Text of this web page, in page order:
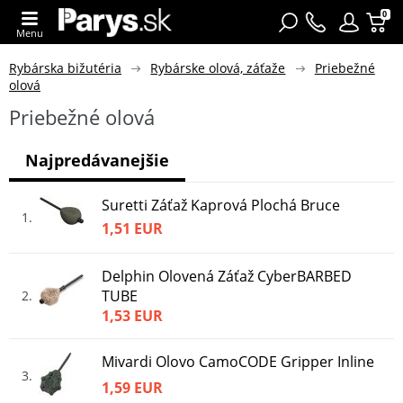
0
Menu
Rybárska bižutéria Rybárske olová, záťaže
Priebežné
olová
Priebežné olová
1
Suretti Záťaž Kaprová Plochá Bruce
1,51 EUR
2
Delphin Olovená Záťaž CyberBARBED
TUBE
1,53 EUR
3
Mivardi Olovo CamoCODE Gripper Inline
1,59 EUR
Najpredávanejšie